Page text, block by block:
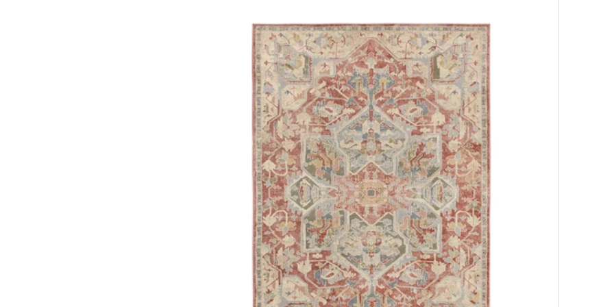
Opzione: ÄRENDE, Tappeto, pelo lungo, arancione, 160x230 cm
Opzione: ÄRENDE, Tappeto, pelo lungo, arancione, 120x180 cm